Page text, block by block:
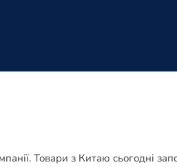
Товари з Китаю сьогодні